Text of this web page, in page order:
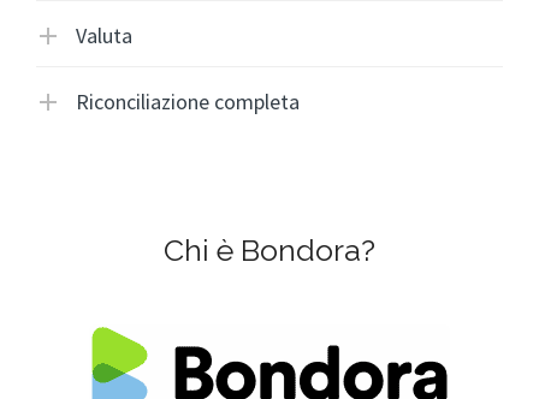
Valuta
Riconciliazione completa
Chi è Bondora?